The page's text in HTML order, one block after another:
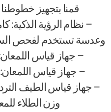
قمنا بتجهيز
وعدسة تستخدم لفحص
– جهاز قياس
– جهاز قياس
وزن الطلاء